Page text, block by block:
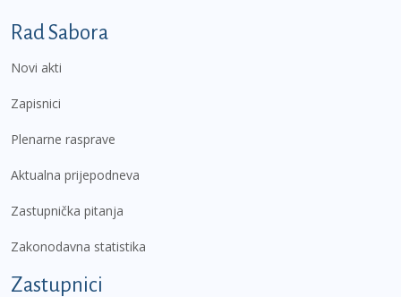
Podnožje prvi izbornik
Rad Sabora
Novi akti
Zapisnici
Plenarne rasprave
Aktualna prijepodneva
Zastupnička pitanja
Zakonodavna statistika
Zastupnici